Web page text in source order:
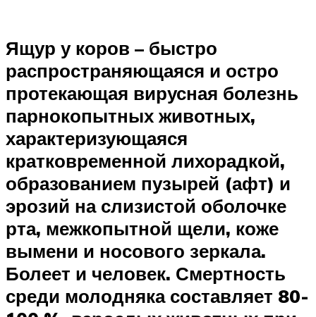
Ящур у коров – быстро
распространяющаяся и остро
протекающая вирусная болезнь
парнокопытных животных,
характеризующаяся
кратковременной лихорадкой,
образованием пузырей (афт) и
эрозий на слизистой оболочке
рта, межкопытной щели, коже
вымени и носового зеркала.
Болеет и человек. Смертность
среди молодняка составляет 80-